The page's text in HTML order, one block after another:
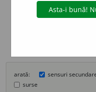
info
Puteți
arată: sensuri
surse